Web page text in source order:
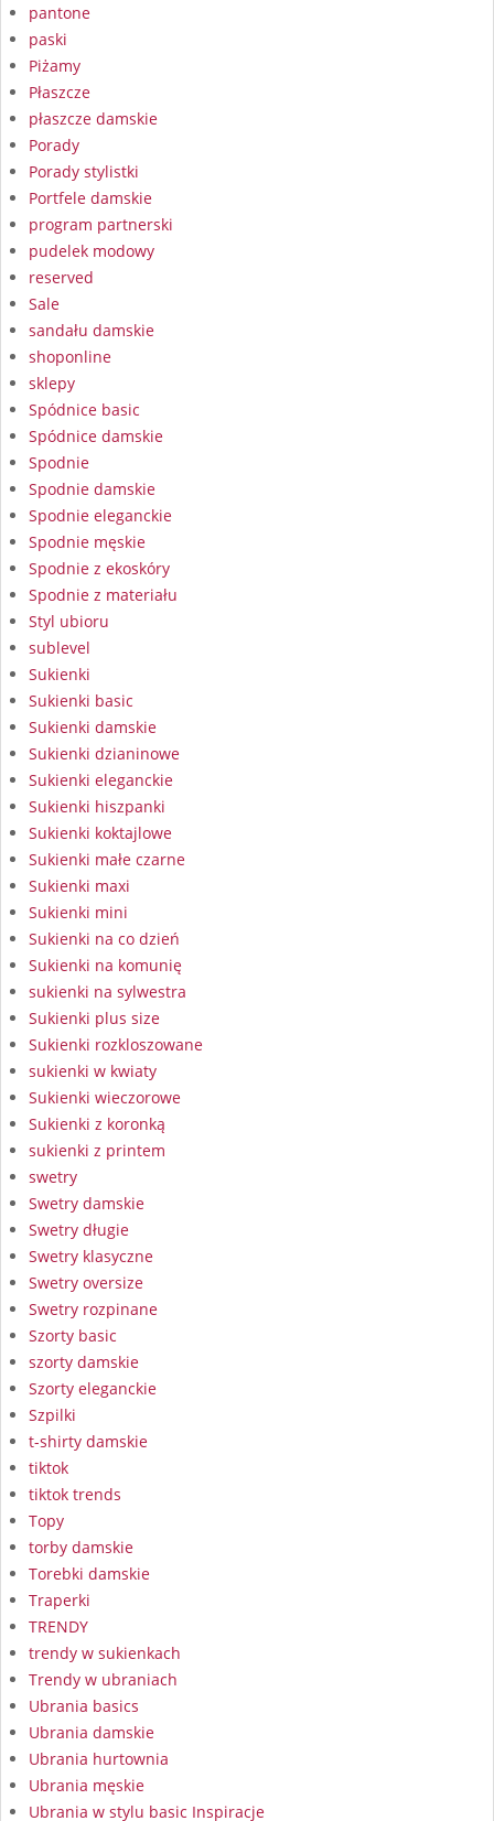
pantone
paski
Piżamy
Płaszcze
płaszcze damskie
Porady
Porady stylistki
Portfele damskie
program partnerski
pudelek modowy
reserved
Sale
sandału damskie
shoponline
sklepy
Spódnice basic
Spódnice damskie
Spodnie
Spodnie damskie
Spodnie eleganckie
Spodnie męskie
Spodnie z ekoskóry
Spodnie z materiału
Styl ubioru
sublevel
Sukienki
Sukienki basic
Sukienki damskie
Sukienki dzianinowe
Sukienki eleganckie
Sukienki hiszpanki
Sukienki koktajlowe
Sukienki małe czarne
Sukienki maxi
Sukienki mini
Sukienki na co dzień
Sukienki na komunię
sukienki na sylwestra
Sukienki plus size
Sukienki rozkloszowane
sukienki w kwiaty
Sukienki wieczorowe
Sukienki z koronką
sukienki z printem
swetry
Swetry damskie
Swetry długie
Swetry klasyczne
Swetry oversize
Swetry rozpinane
Szorty basic
szorty damskie
Szorty eleganckie
Szpilki
t-shirty damskie
tiktok
tiktok trends
Topy
torby damskie
Torebki damskie
Traperki
TRENDY
trendy w sukienkach
Trendy w ubraniach
Ubrania basics
Ubrania damskie
Ubrania hurtownia
Ubrania męskie
Ubrania w stylu basic Inspiracje